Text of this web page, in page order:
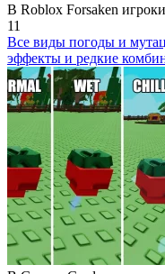
В Roblox Forsaken
11
Все виды погоды и
эффекты и редкие